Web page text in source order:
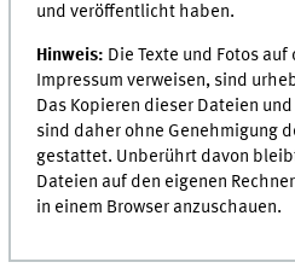
und veröffentlicht haben.
Hinweis: Die Texte und Fotos
Impressum verweisen, sind
Das Kopieren dieser Dateien
sind daher ohne Genehmigung
gestattet. Unberührt davon
Dateien auf den eigenen
in einem Browser anzuschauen.